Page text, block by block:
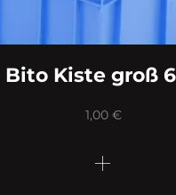
Bito Kiste groß
1,00 €